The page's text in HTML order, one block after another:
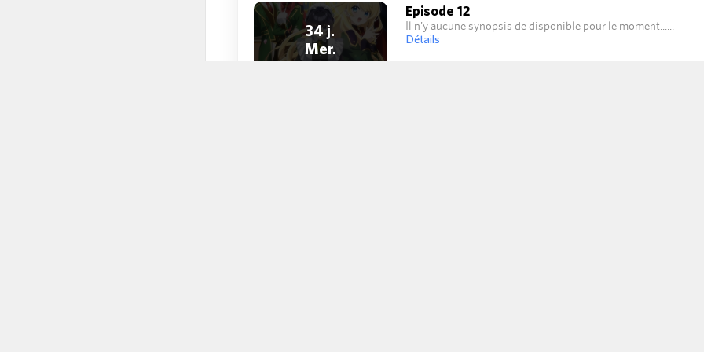
34 j.
Mer.
Episode 12
Il n'y aucune synopsis de disponible pour le moment...
Détails